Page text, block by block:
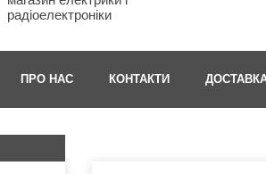
радіоелектроніки
ПРО НАС КОНТАКТИ